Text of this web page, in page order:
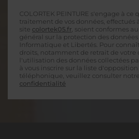
COLORTEK PEINTURE s'engage à ce
traitement de vos données, effectués
site colortek05.fr , soient conformes
général sur la protection des données
Informatique et Libertés. Pour
droits, notamment de retrait de votre
l'utilisation des données collectées
à vous inscrire sur la liste
téléphonique, veuillez consulter notre
confidentialité